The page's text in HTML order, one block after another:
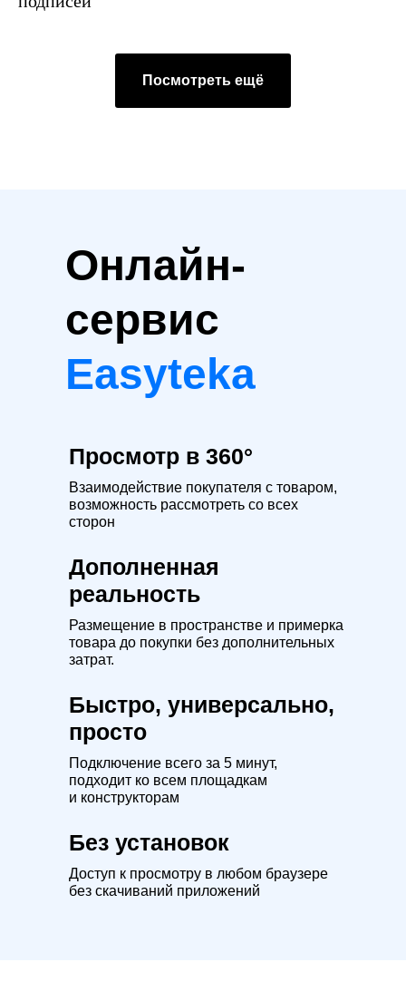
Посмотреть ещё
Просмотр в 360°
Взаимодействие покупателя с товаром,
возможность рассмотреть со всех
сторон
Дополненная
реальность
Размещение в пространстве и примерка
товара до покупки без дополнительных
затрат.
Быстро, универсально,
просто
Подключение всего за 5 минут,
подходит ко всем площадкам
и конструкторам
Без установок
Доступ к просмотру в любом браузере
без скачиваний приложений
Онлайн-
сервис
Easyteka